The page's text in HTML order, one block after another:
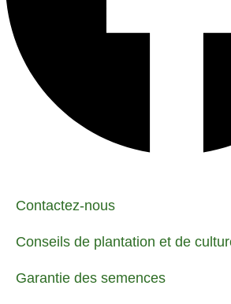
Contactez-nous
Conseils de plantation et de
Garantie des semences